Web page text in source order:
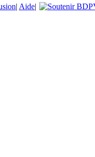
| Aide|